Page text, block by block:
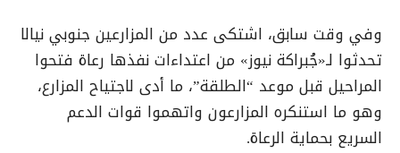
وفي وقت سابق، اشتكى عدد من المزارعين جنوبي نيالا
تحدثوا لـ«جُبراكة نيوز» من اعتداءات نفذها رعاة فتحوا
المراحيل قبل موعد “الطلقة”، ما أدى لاجتياح المزارع،
وهو ما استنكره المزارعون واتهموا قوات الدعم
السريع بحماية الرعاة.